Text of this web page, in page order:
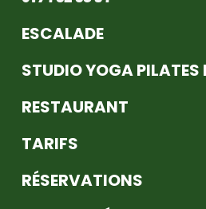
ESCALADE
STUDIO YOGA PILATES
RESTAURANT
TARIFS
RÉSERVATIONS